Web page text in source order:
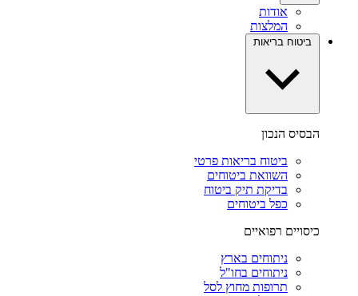
אודות
המלצות
ביטוח בריאות
הבסיס הנכון
ביטוח בריאות פרטי
השוואת ביטוחים
בדיקת תיק ביטוח
כפל ביטוחים
כיסויים רפואיים
ניתוחים בארץ
ניתוחים בחו"ל
תרופות מחוץ לסל